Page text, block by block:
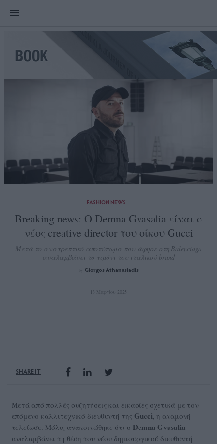
FASHION NEWS
Breaking news: O Demna Gvasalia είναι ο
νέος creative director του οίκου Gucci
Μετά το ανατρεπτικό αποτύπωμα που άφησε στη Balenciaga
αναλαμβάνει το τιμόνι του ιταλικού brand
Giorgos Athanasiadis
13 Μαρτίου 2025
SHARE IT
Μετά από πολλές συζητήσεις και εικασίες σχετικά με τον
επόμενο καλλιτεχνικό διευθυντή της Gucci, η αναμονή
τελείωσε. Μόλις ανακοινώθηκε ότι ο Demna Gvasalia
αναλαμβάνει τη θέση του νέου δημιουργικού διευθυντή